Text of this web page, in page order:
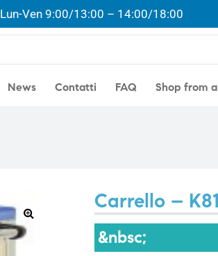
Lun-Ven 9:00/13:00 – 14:00/18:00
News Contatti FAQ Shop from
🔍
Carrello –
&nbsc;